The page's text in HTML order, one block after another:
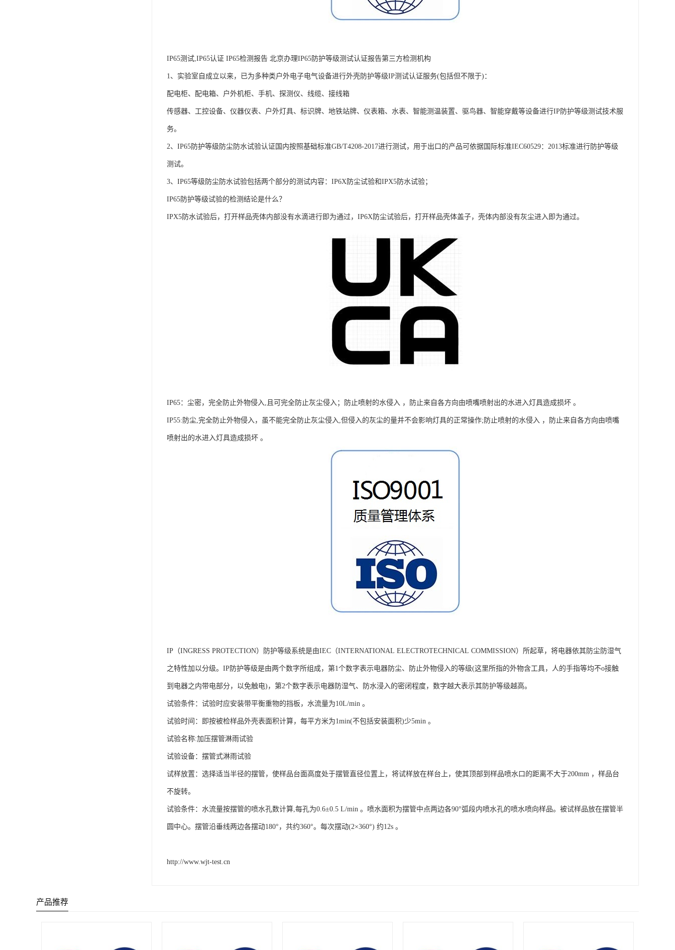
IP65测试,IP65认证 IP65检测报告 北京办理IP65防护等级测试认证报告第三方检测机构
1、实验室自成立以来，已为多种类户外电子电气设备进行外壳防护等级IP测试认证服务(包括但不限于)：
配电柜、配电箱、户外机柜、手机、探测仪、线缆、接线箱
传感器、工控设备、仪器仪表、户外灯具、标识牌、地铁站牌、仪表箱、水表、智能测温装置、驱鸟器、智能穿戴等设备进行IP防护等级测试技术服
务。
2、IP65防护等级防尘防水试验认证国内按照基础标准GB/T4208-2017进行测试，用于出口的产品可依据国际标准IEC60529：2013标准进行防护等级
测试。
3、IP65等级防尘防水试验包括两个部分的测试内容：IP6X防尘试验和IPX5防水试验；
IP65防护等级试验的检测结论是什么？
IPX5防水试验后，打开样品壳体内部没有水滴进行即为通过，IP6X防尘试验后，打开样品壳体盖子，壳体内部没有灰尘进入即为通过。
IP65：尘密，完全防止外物侵入,且可完全防止灰尘侵入；防止喷射的水侵入 ，防止来自各方向由喷嘴喷射出的水进入灯具造成损坏 。
IP55:防尘,完全防止外物侵入，虽不能完全防止灰尘侵入,但侵入的灰尘的量并不会影响灯具的正常操作;防止喷射的水侵入 ，防止来自各方向由喷嘴
喷射出的水进入灯具造成损坏 。
IP（INGRESS PROTECTION）防护等级系统是由IEC（INTERNATIONAL ELECTROTECHNICAL COMMISSION）所起草，将电器依其防尘防湿气
之特性加以分级。IP防护等级是由两个数字所组成，第1个数字表示电器防尘、防止外物侵入的等级(这里所指的外物含工具，人的手指等均不o接触
到电器之内带电部分，以免触电)，第2个数字表示电器防湿气、防水浸入的密闭程度，数字越大表示其防护等级越高。
试验条件：试验时应安装带平衡重物的挡板，水流量为10L/min 。
试验时间：即按被检样品外壳表面积计算，每平方米为1min(不包括安装面积)少5min 。
试验名称:加压摆管淋雨试验
试验设备：摆管式淋雨试验
试样放置：选择适当半径的摆管，使样品台面高度处于摆管直径位置上，将试样放在样台上，使其顶部到样品喷水口的距离不大于200mm ，样品台
不旋转。
试验条件：水流量按摆管的喷水孔数计算,每孔为0.6±0.5 L/min 。喷水面积为摆管中点两边各90°弧段内喷水孔的喷水喷向样品。被试样品放在摆管半
圆中心。摆管沿垂线两边各摆动180°，共约360°。每次摆动(2×360°) 约12s 。
http://www.wjt-test.cn
产品推荐